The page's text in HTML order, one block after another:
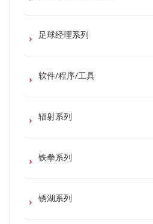
足球经理系列
软件/程序/工具
辐射系列
铁拳系列
锈湖系列